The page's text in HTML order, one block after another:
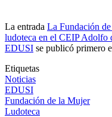
La entrada La Fundación
ludoteca en el CEIP Adolfo
EDUSI se publicó primero
Etiquetas
Noticias
EDUSI
Fundación de la Mujer
Ludoteca